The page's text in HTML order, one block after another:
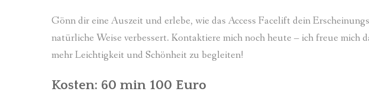
Gönn dir eine Auszeit und erlebe, wie das Access Facelift dein
natürliche Weise verbessert. Kontaktiere mich noch heute – ich freue mich
mehr Leichtigkeit und Schönheit zu begleiten!
Kosten: 60 min 100 Euro